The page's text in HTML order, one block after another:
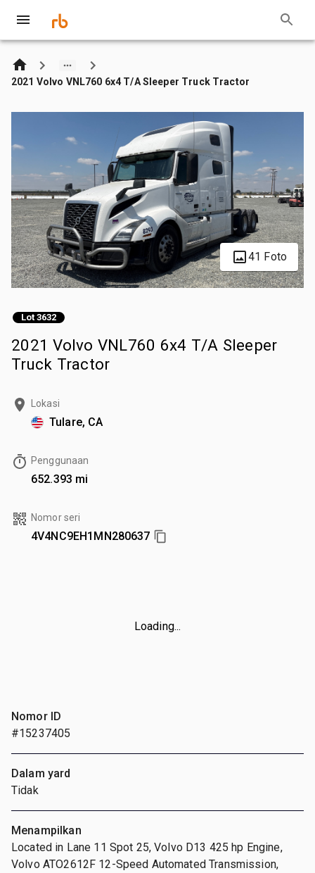
2021 Volvo VNL760 6x4 T/A Sleeper Truck Tractor
41 Foto
Lot 3632
2021 Volvo VNL760 6x4 T/A Sleeper
Truck Tractor
Lokasi
Tulare, CA
Penggunaan
652.393 mi
Nomor seri
4V4NC9EH1MN280637
Loading...
Nomor ID
#15237405
Dalam yard
Tidak
Menampilkan
Located in Lane 11 Spot 25, Volvo D13 425 hp Engine,
Volvo ATO2612F 12-Speed Automated Transmission,